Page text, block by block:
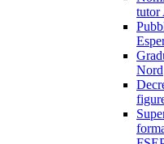
tutor
Nord